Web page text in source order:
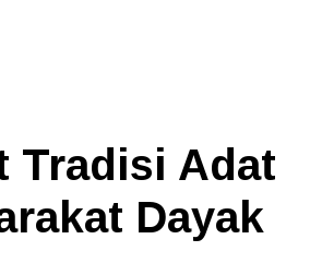
Tradisi Adat
Dayak